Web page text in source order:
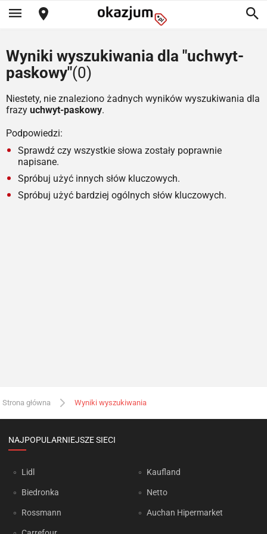
Wyniki wyszukiwania dla "uchwyt-
paskowy"(0)
Niestety, nie znaleziono żadnych wyników wyszukiwania dla
frazy uchwyt-paskowy.
Podpowiedzi:
Sprawdź czy wszystkie słowa zostały poprawnie
napisane.
Spróbuj użyć innych słów kluczowych.
Spróbuj użyć bardziej ogólnych słów kluczowych.
Strona główna Wyniki wyszukiwania
NAJPOPULARNIEJSZE SIECI
Lidl
Biedronka
Rossmann
Kaufland
Netto
Auchan Hipermarket